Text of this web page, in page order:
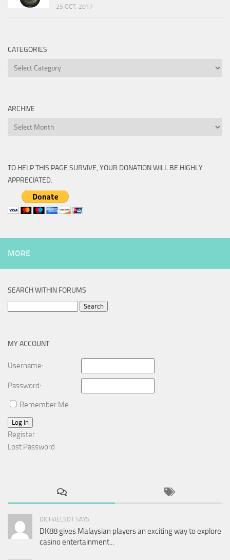
25 OCT, 2017
CATEGORIES
Categories
ARCHIVE
Archive
TO HELP THIS PAGE SURVIVE, YOUR DONATION WILL BE HIGHLY
APPRECIATED.
MORE
SEARCH WITHIN FORUMS
MY ACCOUNT
Username:
Password:
Remember Me
Log In
Register
Lost Password
DICHAELSOT SAYS:
DK88 gives Malaysian players an exciting way to explore
casino entertainment...